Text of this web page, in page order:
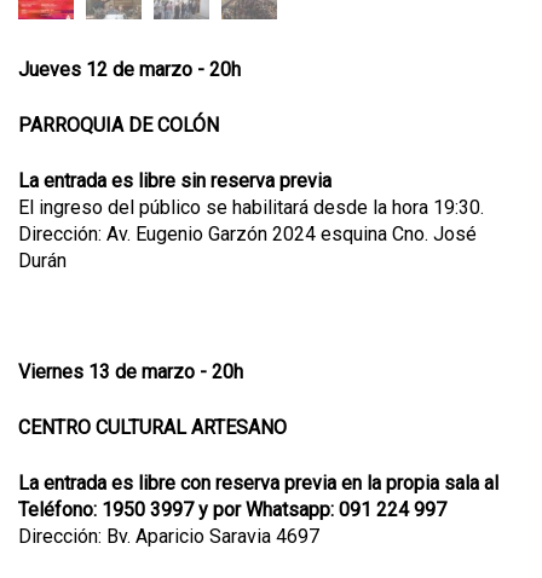
Jueves 12 de marzo - 20h
PARROQUIA DE COLÓN
La entrada es libre sin reserva previa
El ingreso del público se habilitará desde la hora 19:30.
Dirección: Av. Eugenio Garzón 2024 esquina Cno. José
Durán
Viernes 13 de marzo - 20h
CENTRO CULTURAL ARTESANO
La entrada es libre con reserva previa en la propia sala al
Teléfono: 1950 3997 y por Whatsapp: 091 224 997
Dirección: Bv. Aparicio Saravia 4697